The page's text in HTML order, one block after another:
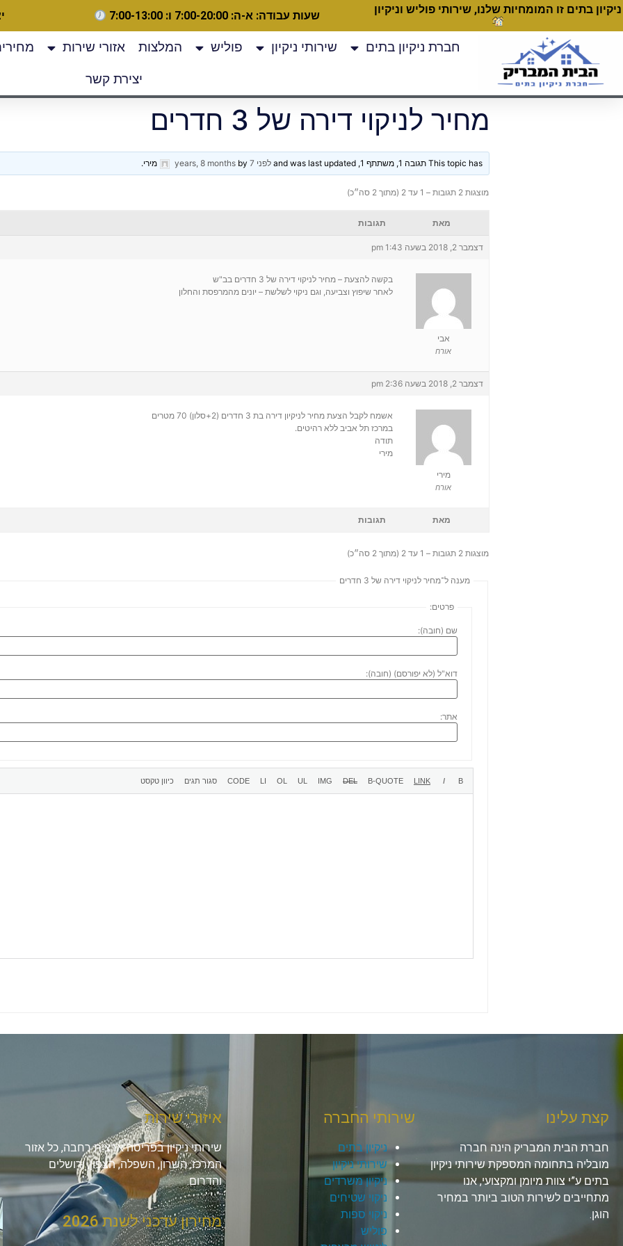
ניקיון בתים זו המומחיות שלנו, שירותי פוליש וניקיון שעות עבודה: א-ה: 7:00-20:00 ו: 7:00-13:00
חברת ניקיון בתים שירותי ניקיון פוליש המלצות אזורי שירות
יצירת קשר
מחיר לניקוי דירה של 3 חדרים
This topic has תגובה 1, משתתף 1, and was last updated לפני 7 years, 8 months by מירי.
מוצגות 2 תגובות – 1 עד 2 (מתוך 2 סה״כ)
מאת תגובות
דצמבר 2, 2018 בשעה 1:43 pm
אבי
אורח
בקשה להצעת – מחיר לניקוי דירה של 3 חדרים בב"ש
לאחר שיפוץ וצביעה, וגם ניקוי לשלשת – יונים מהמרפסת והחלון
דצמבר 2, 2018 בשעה 2:36 pm
מירי
אורח
אשמח לקבל הצעת מחיר לניקיון דירה בת 3 חדרים (2+סלון) 70 מטרים
במרכז תל אביב ללא רהיטים.
תודה
מירי
מאת תגובות
מוצגות 2 תגובות – 1 עד 2 (מתוך 2 סה״כ)
מענה ל־מחיר לניקוי דירה של 3 חדרים
פרטים:
שם (חובה):
דוא"ל (לא יפורסם) (חובה):
אתר:
קצת עלינו
חברת הבית המבריק הינה חברה
מובליה בתחומה המספקת שירותי ניקיון
בתים ע”י צוות מיומן ומקצועי, אנו
מתחייבים לשירות הטוב ביותר במחיר
הוגן.
שירותי החברה
ניקיון בתים
שירותי ניקיון
ניקיון משרדים
ניקוי שטיחים
ניקוי ספות
פוליש
איזורי שירות
שירותי ניקיון בפריסה ארצית רחבה, כל אזור
המרכז, השרון, השפלה, הצפון, ירושלים
והדרום.
מחירון עדכני לשנת 2026